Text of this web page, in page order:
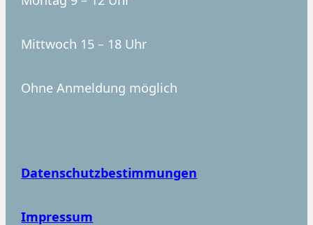
Mittwoch 15 – 18 Uhr
Ohne Anmeldung möglich
Datenschutzbestimmungen
Impressum